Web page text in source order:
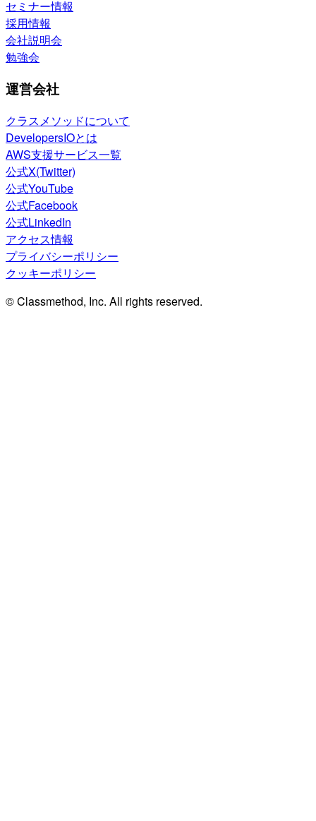
セミナー情報
採用情報
会社説明会
勉強会
運営会社
クラスメソッドについて
DevelopersIOとは
AWS支援サービス一覧
公式X(Twitter)
公式YouTube
公式Facebook
公式LinkedIn
アクセス情報
プライバシーポリシー
クッキーポリシー
© Classmethod, Inc. All rights reserved.